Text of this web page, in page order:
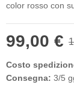
color rosso con
99,00 €
Costo
Consegna: 3/5